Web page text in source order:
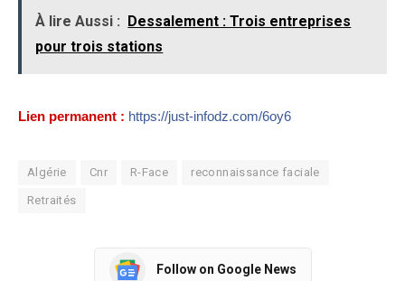
À lire Aussi :
Dessalement : Trois entreprises
pour trois stations
Lien permanent : https://just-infodz.com/6oy6
Algérie Cnr R-Face reconnaissance faciale
Retraités
Follow on Google News